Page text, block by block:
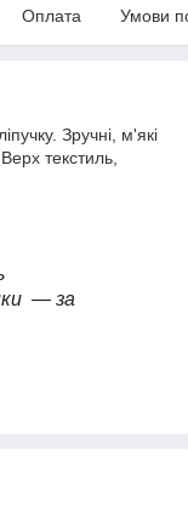
Оплата Умови
Зручні, м'які
текстиль,
— за